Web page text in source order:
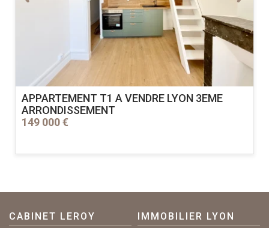
APPARTEMENT T1 A VENDRE LYON 3EME
ARRONDISSEMENT
149 000 €
CABINET LEROY IMMOBILIER LYON